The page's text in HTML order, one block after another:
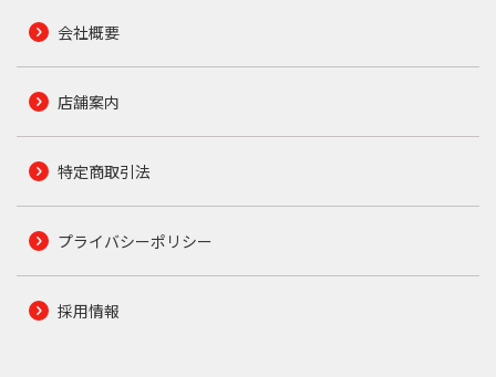
会社概要
店舗案内
特定商取引法
プライバシーポリシー
採用情報